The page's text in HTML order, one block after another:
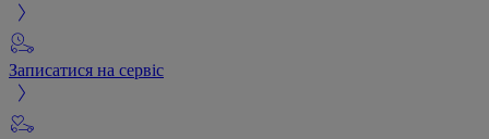
Записатися на сервіс